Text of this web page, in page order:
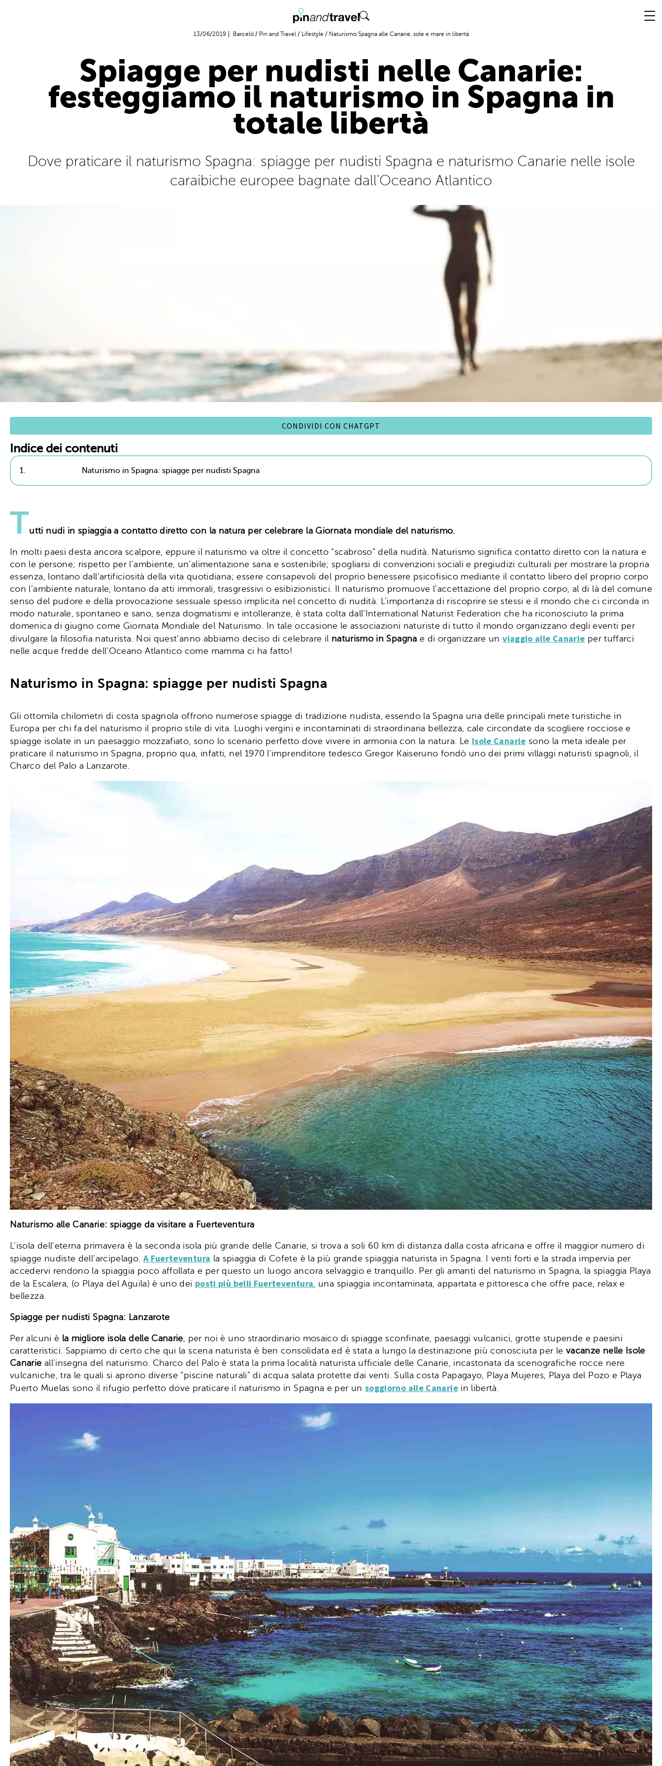
13/06/2019 Barceló / Pin and Travel / Lifestyle / Naturismo Spagna alle Canarie, sole e mare in libertà
Spiagge per nudisti nelle Canarie:
festeggiamo il naturismo in Spagna in
totale libertà
Dove praticare il naturismo Spagna: spiagge per nudisti Spagna e naturismo Canarie nelle isole
caraibiche europee bagnate dall'Oceano Atlantico
CONDIVIDI CON CHATGPT
Indice dei contenuti
1. Naturismo in Spagna: spiagge per nudisti Spagna
Tutti nudi in spiaggia a contatto diretto con la natura per celebrare la Giornata mondiale del naturismo.
In molti paesi desta ancora scalpore, eppure il naturismo va oltre il concetto “scabroso” della nudità. Naturismo significa contatto diretto con la natura e
con le persone; rispetto per l’ambiente, un’alimentazione sana e sostenibile; spogliarsi di convenzioni sociali e pregiudizi culturali per mostrare la propria
essenza, lontano dall’artificiosità della vita quotidiana; essere consapevoli del proprio benessere psicofisico mediante il contatto libero del proprio corpo
con l’ambiente naturale, lontano da atti immorali, trasgressivi o esibizionistici. Il naturismo promuove l’accettazione del proprio corpo, al di là del comune
senso del pudore e della provocazione sessuale spesso implicita nel concetto di nudità. L’importanza di riscoprire se stessi e il mondo che ci circonda in
modo naturale, spontaneo e sano, senza dogmatismi e intolleranze, è stata colta dall’International Naturist Federation che ha riconosciuto la prima
domenica di giugno come Giornata Mondiale del Naturismo. In tale occasione le associazioni naturiste di tutto il mondo organizzano degli eventi per
divulgare la filosofia naturista. Noi quest’anno abbiamo deciso di celebrare il naturismo in Spagna e di organizzare unviaggio alle Canarie per tuffarci
nelle acque fredde dell’Oceano Atlantico come mamma ci ha fatto!
Naturismo in Spagna: spiagge per nudisti Spagna
Gli ottomila chilometri di costa spagnola offrono numerose spiagge di tradizione nudista, essendo la Spagna una delle principali mete turistiche in
Europa per chi fa del naturismo il proprio stile di vita. Luoghi vergini e incontaminati di straordinaria bellezza, cale circondate da scogliere rocciose e
spiagge isolate in un paesaggio mozzafiato, sono lo scenario perfetto dove vivere in armonia con la natura. Le Isole Canarie sono la meta ideale per
praticare il naturismo in Spagna, proprio qua, infatti, nel 1970 l'imprenditore tedesco Gregor Kaiseruno fondò uno dei primi villaggi naturisti spagnoli, il
Charco del Palo a Lanzarote.
Naturismo alle Canarie: spiagge da visitare a Fuerteventura
L'isola dell'eterna primavera è la seconda isola più grande delle Canarie, si trova a soli 60 km di distanza dalla costa africana e offre il maggior numero di
spiagge nudiste dell'arcipelago. A Fuerteventura la spiaggia di Cofete è la più grande spiaggia naturista in Spagna. I venti forti e la strada impervia per
accedervi rendono la spiaggia poco affollata e per questo un luogo ancora selvaggio e tranquillo. Per gli amanti del naturismo in Spagna, la spiaggia Playa
de la Escalera, (o Playa del Aguila) è uno dei posti più belli Fuerteventura , una spiaggia incontaminata, appartata e pittoresca che offre pace, relax e
bellezza.
Spiagge per nudisti Spagna: Lanzarote
Per alcuni è la migliore isola delle Canarie , per noi è uno straordinario mosaico di spiagge sconfinate, paesaggi vulcanici, grotte stupende e paesini
caratteristici. Sappiamo di certo che qui la scena naturista è ben consolidata ed è stata a lungo la destinazione più conosciuta per le vacanze nelle Isole
Canarie all’insegna del naturismo. Charco del Palo è stata la prima località naturista ufficiale delle Canarie, incastonata da scenografiche rocce nere
vulcaniche, tra le quali si aprono diverse “piscine naturali” di acqua salata protette dai venti. Sulla costa Papagayo, Playa Mujeres, Playa del Pozo e Playa
Puerto Muelas sono il rifugio perfetto dove praticare il naturismo in Spagna e per un soggiorno alle Canariein libertà.